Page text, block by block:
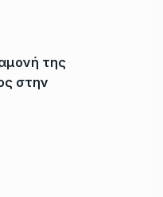
της
στην